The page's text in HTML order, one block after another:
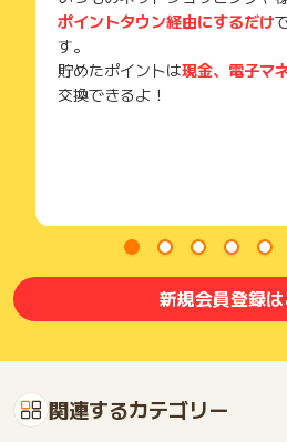
ポイントタウン経由にするだけ
す。
貯めたポイントは現金、電子マ
交換できるよ！
新規会員登録
関連するカテゴリー